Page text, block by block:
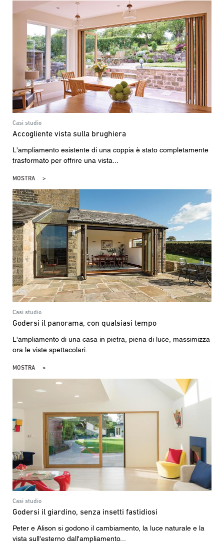
Casi studio
Accogliente vista sulla brughiera
L'ampliamento esistente di una coppia è stato completamente
trasformato per offrire una vista...
MOSTRA
Casi studio
Godersi il panorama, con qualsiasi tempo
L'ampliamento di una casa in pietra, piena di luce, massimizza
ora le viste spettacolari.
MOSTRA
Casi studio
Godersi il giardino, senza insetti fastidiosi
Peter e Alison si godono il cambiamento, la luce naturale e la
vista sull'esterno dall'ampliamento...